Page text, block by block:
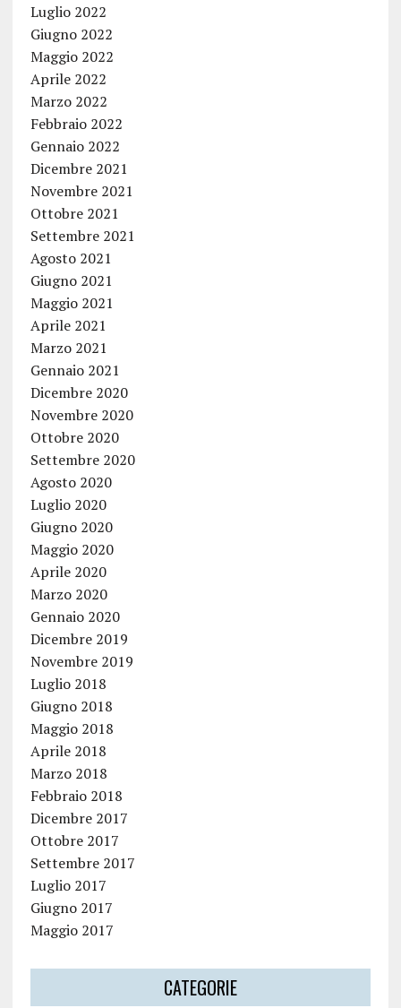
Luglio 2022
Giugno 2022
Maggio 2022
Aprile 2022
Marzo 2022
Febbraio 2022
Gennaio 2022
Dicembre 2021
Novembre 2021
Ottobre 2021
Settembre 2021
Agosto 2021
Giugno 2021
Maggio 2021
Aprile 2021
Marzo 2021
Gennaio 2021
Dicembre 2020
Novembre 2020
Ottobre 2020
Settembre 2020
Agosto 2020
Luglio 2020
Giugno 2020
Maggio 2020
Aprile 2020
Marzo 2020
Gennaio 2020
Dicembre 2019
Novembre 2019
Luglio 2018
Giugno 2018
Maggio 2018
Aprile 2018
Marzo 2018
Febbraio 2018
Dicembre 2017
Ottobre 2017
Settembre 2017
Luglio 2017
Giugno 2017
Maggio 2017
CATEGORIE